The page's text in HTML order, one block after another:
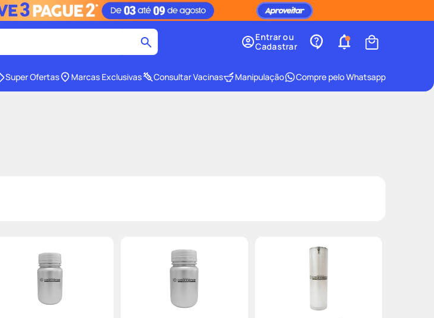
Entrar ou
Cadastrar
Super Ofertas Marcas Exclusivas Consultar Vacinas Manipulação Compre pelo Whatsapp